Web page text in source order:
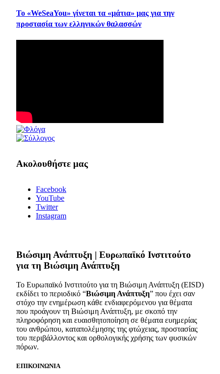
Το «WeSeaYou» γίνεται τα «μάτια» μας για την
προστασία των ελληνικών θαλασσών
Ακολουθήστε μας
Facebook
YouTube
Twitter
Instagram
Bιώσιμη Ανάπτυξη | Ευρωπαϊκό Ινστιτούτο
για τη Βιώσιμη Ανάπτυξη
Το Ευρωπαϊκό Ινστιτούτο για τη Βιώσιμη Ανάπτυξη (EISD)
εκδίδει το περιοδικό “Βιώσιμη Ανάπτυξη” που έχει σαν
στόχο την ενημέρωση κάθε ενδιαφερόμενου για θέματα
που προάγουν τη Βιώσιμη Ανάπτυξη, με σκοπό την
πληροφόρηση και ευαισθητοποίηση σε θέματα ευημερίας
του ανθρώπου, καταπολέμησης της φτώχειας, προστασίας
του περιβάλλοντος και ορθολογικής χρήσης των φυσικών
πόρων.
ΕΠΙΚΟΙΝΩΝΙΑ